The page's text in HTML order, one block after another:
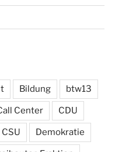
Bildung btw13
Center CDU
CSU Demokratie